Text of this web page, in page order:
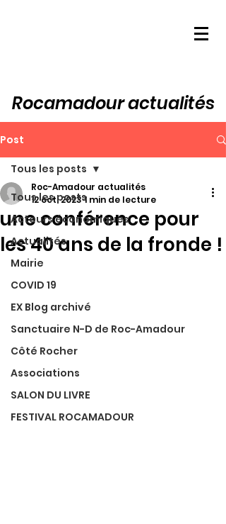
Rocamadour actualités
Post
Tous les posts
Acteurs économiques
Actualités
Mairie
COVID 19
EX Blog archivé
Sanctuaire N-D de Roc-Amadour
Côté Rocher
Associations
SALON DU LIVRE
FESTIVAL ROCAMADOUR
Tous les posts
une conférence pour
les 40 ans de la fronde !
Roc-Amadour actualités
12 oct. 2023 1 min de lecture